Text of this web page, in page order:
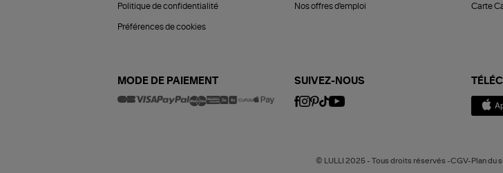
Politique de confidentialité
Préférences de cookies
Nos offres d'emploi Carte
MODE DE PAIEMENT SUIVEZ-NOUS
© LULLI 2025 - Tous droits réservés -CGV-Plan